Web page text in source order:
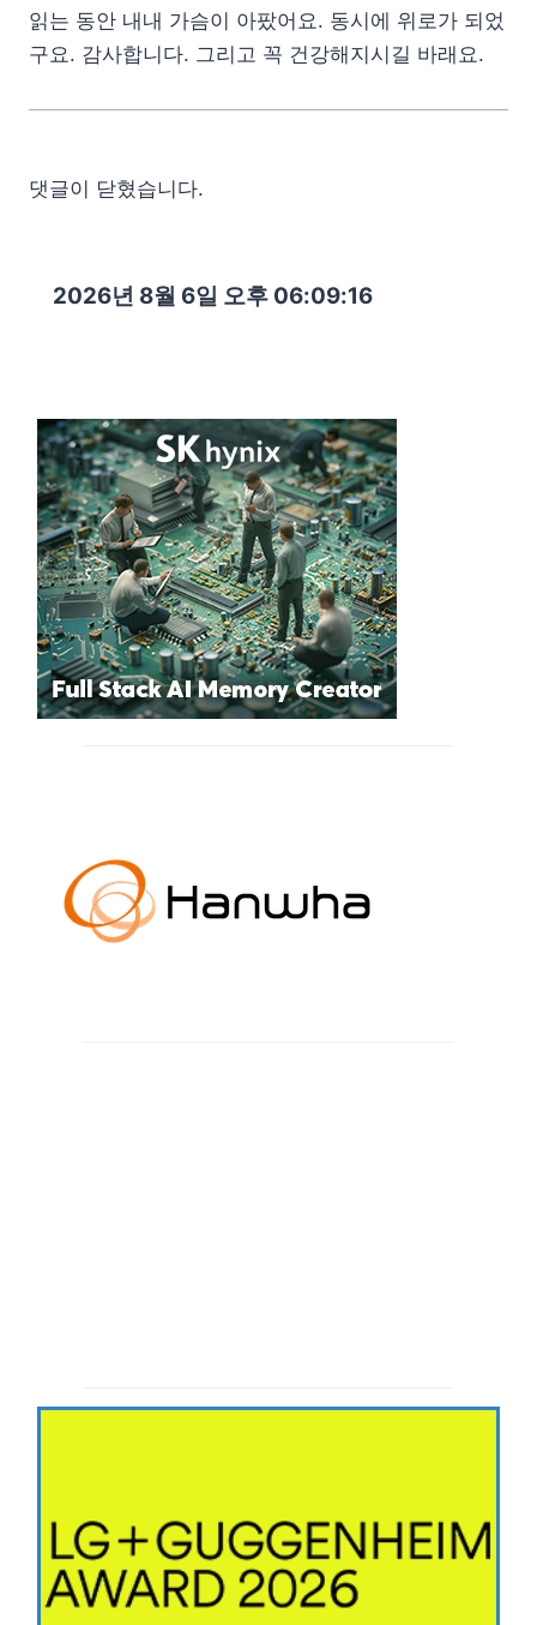
읽는 동안 내내 가슴이 아팠어요. 동시에 위로가 되었
구요. 감사합니다. 그리고 꼭 건강해지시길 바래요.
댓글이 닫혔습니다.
2026년 8월 6일 오후 06:09:17